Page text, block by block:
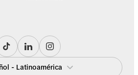
- Latinoamérica